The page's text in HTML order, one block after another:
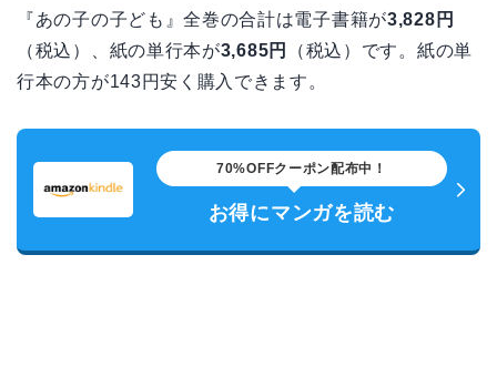
『あの子の子ども』全巻の合計は電子書籍が3,828円
（税込）、紙の単行本が3,685円
（税込）です。紙の単
行本の方が143円安く購入できます。
70%OFFクーポン配布中！
お得にマンガを読む